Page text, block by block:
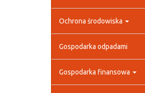
Ochrona środowiska
Gospodarka odpadami
Gospodarka finansowa